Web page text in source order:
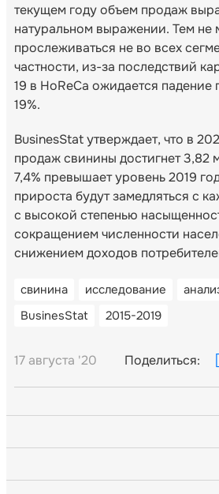
текущем году объем продаж
натуральном выражении. Тем не
прослеживаться не во всех
частности, из-за последствий
19 в HoReCa ожидается
19%.
BusinesStat утверждает, что в
продаж свинины достигнет 3,82
7,4% превышает уровень 2019
прироста будут замедляться с
с высокой степенью
сокращением численности
снижением доходов
свинина исследование
BusinesStat
2015-2019
17 августа '20 Поделиться: